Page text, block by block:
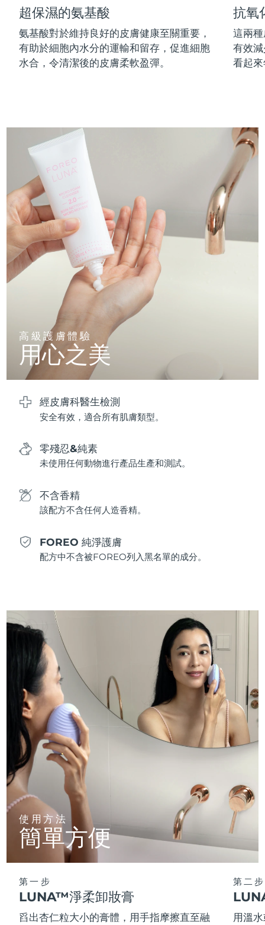
超保濕的氨基酸
氨基酸對於維持良好的皮膚健康至關重要，
有助於細胞內水分的運輸和留存，促進細胞
水合，令清潔後的皮膚柔軟盈彈。
抗氧
這兩
有效
看起
高級護膚體驗
用心之美
經皮膚科醫生檢測
安全有效，適合所有肌膚類型。
零殘忍&純素
未使用任何動物進行產品生產和測試。
不含香精
該配方不含任何人造香精。
FOREO 純淨護膚
配方中不含被FOREO列入黑名單的成分。
使用方法
簡單方便
第一步
LUNA™淨柔卸妝膏
舀出杏仁粒大小的膏體，用手指摩擦直至融
第二步
用溫
中國澳門特別行政區 11/08/2026
馬來西亞 預計送達日期12/08/2026
馬爾他 預計送達日期 09/08/2026
摩納哥 預計送達日期10/08/2026
荷蘭 09/08/2026
紐西蘭 09/08/2026
挪威 預計送達日期 09/08/2026
阿曼 預計送達日期12/08/2026
菲律賓 預計送達日期
預計送達日期
波多黎各
卡達 預計送達日期 10/08/2026
留尼旺
俄羅斯 預計送達日期
沙烏地阿拉伯
新加坡
斯洛伐克
南韓 預計送達日期11/08/2026
西班牙 預計送達日期09/08/2026
預計送達日期09/08/2026
瑞士 預計送達日期 09/08/2026
台灣 預計送達日期14/08/2026
泰國
土耳其 預計送達日期10/08/2026
阿拉伯聯合大公國 預計送達日期 10/08/2026
英國 09/08/2026
美國 10/08/2026
烏茲別克 14/08/2026